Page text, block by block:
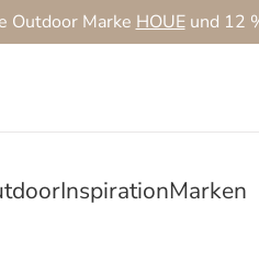
Outdoor Marke HOUEund 12
InspirationMarken